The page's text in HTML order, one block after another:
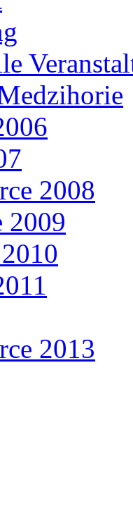
2008
2009
2013